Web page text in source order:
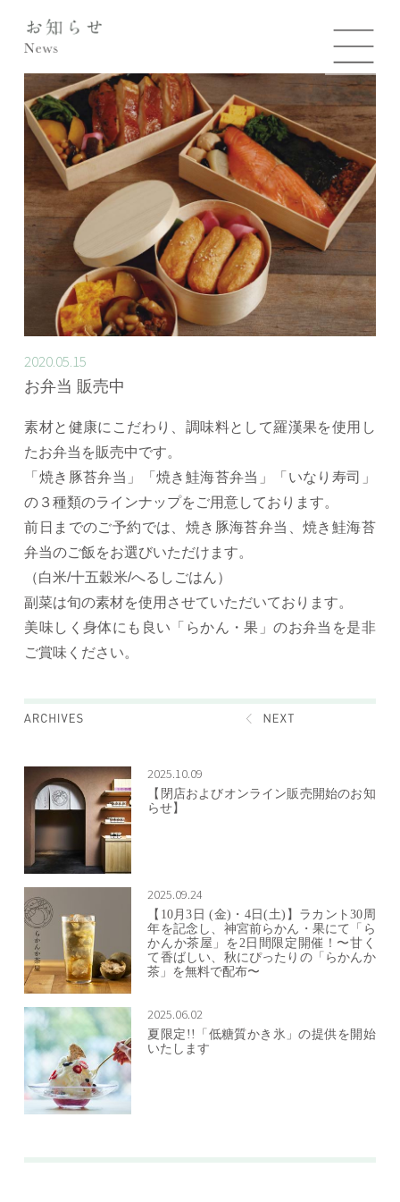
2020.05.15
お弁当 販売中
素材と健康にこだわり、調味料として羅漢果を使用し
たお弁当を販売中です。
「焼き豚苔弁当」「焼き鮭海苔弁当」「いなり寿司」
の３種類のラインナップをご用意しております。
前日までのご予約では、焼き豚海苔弁当、焼き鮭海苔
弁当のご飯をお選びいただけます。
（白米/十五穀米/へるしごはん）
副菜は旬の素材を使用させていただいております。
美味しく身体にも良い「らかん・果」のお弁当を是非
ご賞味ください。
2025.10.09
【閉店およびオンライン販売開始のお知
らせ】
2025.09.24
【10月3日 (金)・4日(土)】ラカント30周
年を記念し、神宮前らかん・果にて「ら
かんか茶屋」を2日間限定開催！〜甘く
て香ばしい、秋にぴったりの「らかんか
茶」を無料で配布〜
2025.06.02
夏限定!!「低糖質かき氷」の提供を開始
いたします